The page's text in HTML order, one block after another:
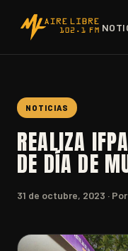
NOTICIAS
REALIZA
DE DÍA DE
31 de octubre, 2023 ·